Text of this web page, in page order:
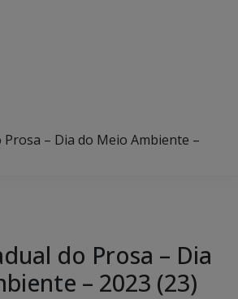
Prosa – Dia do Meio Ambiente –
do Prosa – Dia
– 2023 (23)